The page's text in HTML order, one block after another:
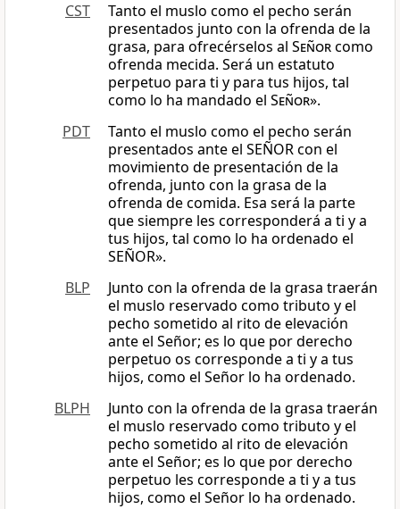
CST
Tanto el muslo como el pecho serán
presentados junto con la ofrenda de la
grasa, para ofrecérselos al Señorcomo
ofrenda mecida. Será un estatuto
perpetuo para ti y para tus hijos, tal
como lo ha mandado el Señor».
PDT
Tanto el muslo como el pecho serán
presentados ante el SEÑOR con el
movimiento de presentación de la
ofrenda, junto con la grasa de la
ofrenda de comida. Esa será la parte
que siempre les corresponderá a ti y a
tus hijos, tal como lo ha ordenado el
SEÑOR».
BLP
Junto con la ofrenda de la grasa traerán
el muslo reservado como tributo y el
pecho sometido al rito de elevación
ante el Señor; es lo que por derecho
perpetuo os corresponde a ti y a tus
hijos, como el Señor lo ha ordenado.
BLPH
Junto con la ofrenda de la grasa traerán
el muslo reservado como tributo y el
pecho sometido al rito de elevación
ante el Señor; es lo que por derecho
perpetuo les corresponde a ti y a tus
hijos, como el Señor lo ha ordenado.